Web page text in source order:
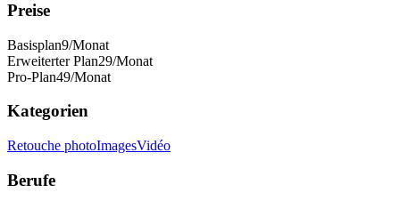
Preise
Basisplan9/Monat
Erweiterter Plan29/Monat
Pro-Plan49/Monat
Kategorien
Retouche photoImagesVidéo
Berufe